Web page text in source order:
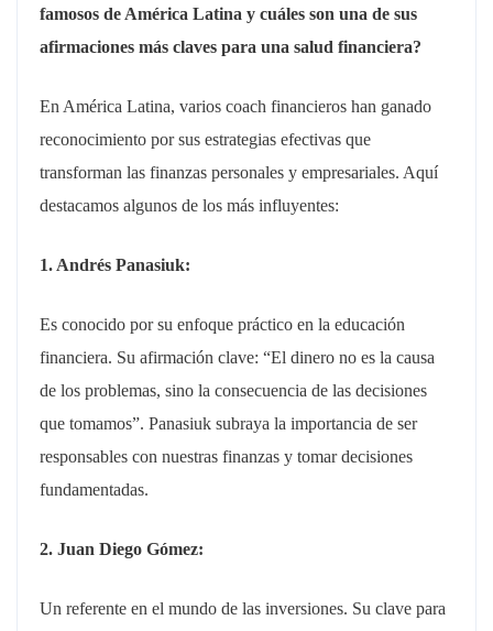
famosos de América Latina y cuáles son una de sus
afirmaciones más claves para una salud financiera?
En América Latina, varios coach financieros han ganado
reconocimiento por sus estrategias efectivas que
transforman las finanzas personales y empresariales. Aquí
destacamos algunos de los más influyentes:
1. Andrés Panasiuk:
Es conocido por su enfoque práctico en la educación
financiera. Su afirmación clave: “El dinero no es la causa
de los problemas, sino la consecuencia de las decisiones
que tomamos”. Panasiuk subraya la importancia de ser
responsables con nuestras finanzas y tomar decisiones
fundamentadas.
2. Juan Diego Gómez:
Un referente en el mundo de las inversiones. Su clave para